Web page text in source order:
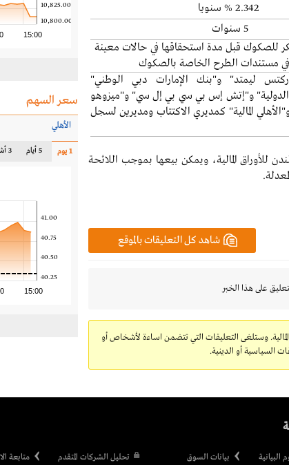
5 سنوات
للصكوك قبل مدة استحقاقها في حالات معينة
مستندات الطرح الخاصة بالصكوك
ليمتد" و"بنك الإمارات دبي الوطني"
و"إتش إس بي سي بي إل سي" و"ميزوهو
المالية" كمديري الاكتتاب ومديرين لسجل
للأوراق المالية، ويمكن بيعها بموجب اللائحة
شاهد كل التعليقات بالموقع
على هذا الخبر
وستلغى التعليقات التي تتضمن اساءة لأشخاص أو
السياسية أو الدينية.
15:00
10,800.00
10,825.00
سعر السهم
الأهلي
1 يوم 5 أيام 3 أشهر
15:00
40.25
40.50
40.75
41.00
بيانات السوق تحليل الشركات المتقدم متابعة